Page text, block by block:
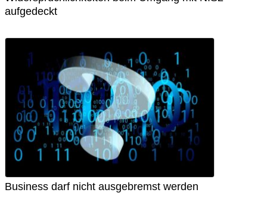
aufgedeckt
Business darf nicht ausgebremst werden